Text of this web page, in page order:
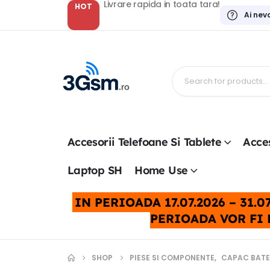
HOT Livrare rapida in toata tara!
Ai
Accesorii Telefoane Si Tablete
Laptop SH Home Use
IN PERIOADA 17.07.2026 –
PERIOADA VOR FI
SHOP PIESE SI COMPONENTE, CAPAC